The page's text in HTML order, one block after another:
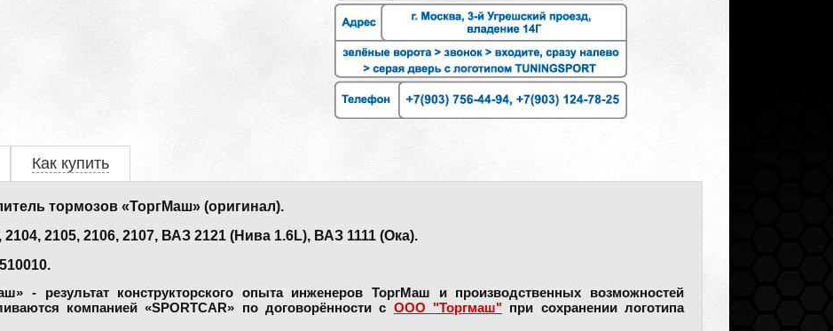
Как купить
тормозов «ТоргМаш» (оригинал).
2105, 2106, 2107, ВАЗ 2121 (Нива 1.6L), ВАЗ 1111 (Ока).
- результат конструкторского опыта инженеров ТоргМаш и производственных возможностей
компанией «SPORTCAR» по договорённости с ООО "Торгмаш" при сохранении логотипа